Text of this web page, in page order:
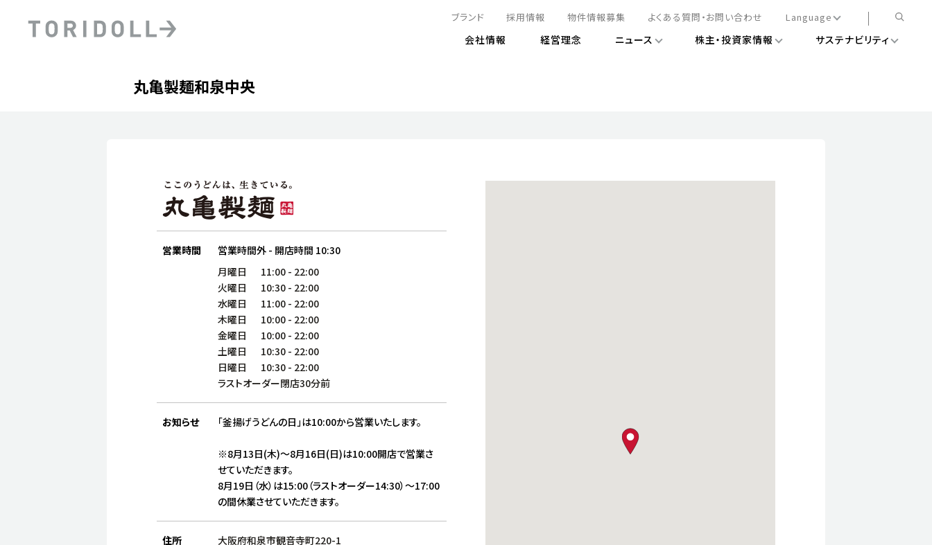
PRニュース
中長期経営計画
粟田社長が語るトリドールDX
DXビジョン2028
株式取扱規則
ライブラリ
ステークホルダーとの
コミュニケーション
エネルギー使用量の削減
人と社会とともに
リスク情報
ブランド 採用情報 物件情報募集 よくある質問・お問い合わせ
Language
日本語
会社情報 経営理念 ニュース 株主・投資家情報 サステナビリティ
丸亀製麺和泉中央
営業時間 営業時間外 - 開店時間 10:30
月曜日 11:00 - 22:00
火曜日
10:30 - 22:00
水曜日
11:00 - 22:00
木曜日
10:00 - 22:00
金曜日
10:00 - 22:00
土曜日
10:30 - 22:00
日曜日
10:30 - 22:00
ラストオーダー閉店30分前
お知らせ 「釜揚げうどんの日」は10:00から営業いたします。
※8月13日(木)～8月16日(日)は10:00開店で営業さ
せていただきます。
8月19日（水）は15:00（ラストオーダー14:30）～17:00
の間休業させていただきます。
住所 大阪府和泉市観音寺町220-1
map pin